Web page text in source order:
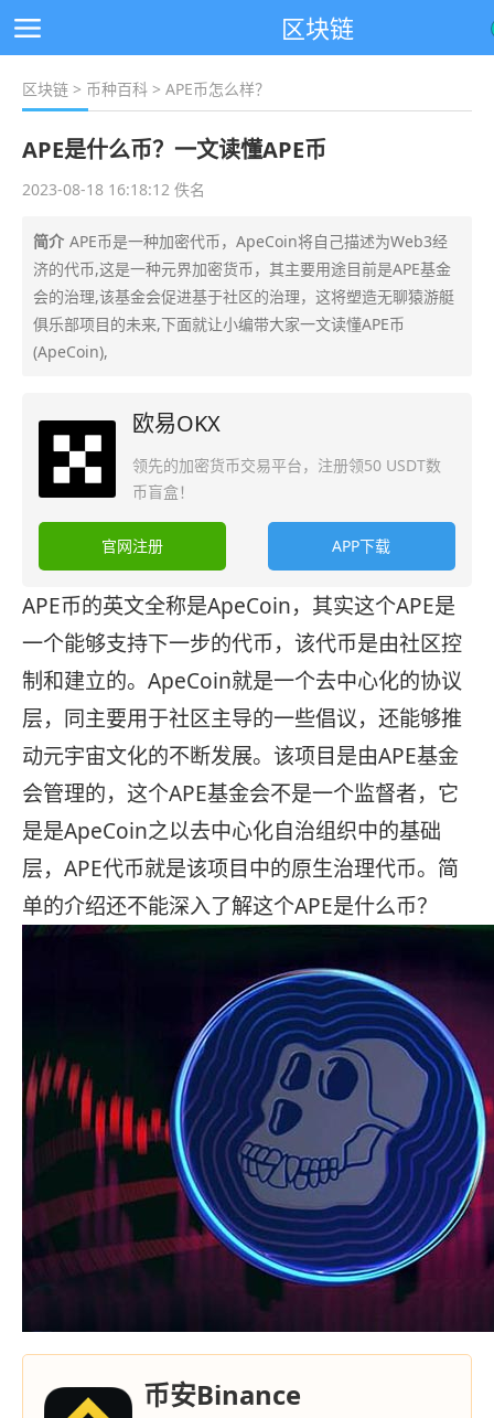
区块链
区块链 > 币种百科 > APE币怎么样？
APE是什么币？一文读懂APE币
2023-08-18 16:18:12 佚名
简介 APE币是一种加密代币，ApeCoin将自己描述为Web3经
济的代币,这是一种元界加密货币，其主要用途目前是APE基金
会的治理,该基金会促进基于社区的治理，这将塑造无聊猿游艇
俱乐部项目的未来,下面就让小编带大家一文读懂APE币
(ApeCoin),
欧易OKX
领先的加密货币交易平台，注册领50 USDT数
币盲盒！
官网注册 APP下载
APE币的英文全称是ApeCoin，其实这个APE是
一个能够支持下一步的代币，该代币是由社区控
制和建立的。ApeCoin就是一个去中心化的协议
层，同主要用于社区主导的一些倡议，还能够推
动元宇宙文化的不断发展。该项目是由APE基金
会管理的，这个APE基金会不是一个监督者，它
是是ApeCoin之以去中心化自治组织中的基础
层，APE代币就是该项目中的原生治理代币。简
单的介绍还不能深入了解这个APE是什么币？
币安Binance